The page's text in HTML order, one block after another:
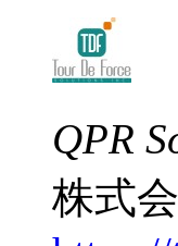
QPR
株式